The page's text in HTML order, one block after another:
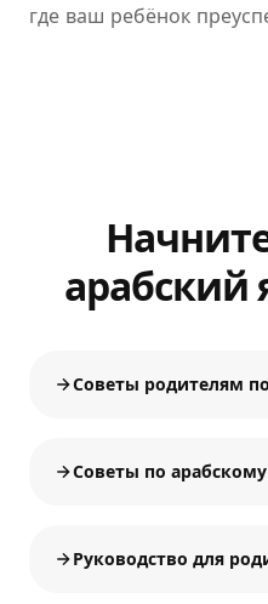
где ваш ребёнок
арабский
Советы родителям
Советы по
Руководство для